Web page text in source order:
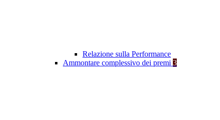
Relazione sulla Performance
Ammontare complessivo dei premi 3